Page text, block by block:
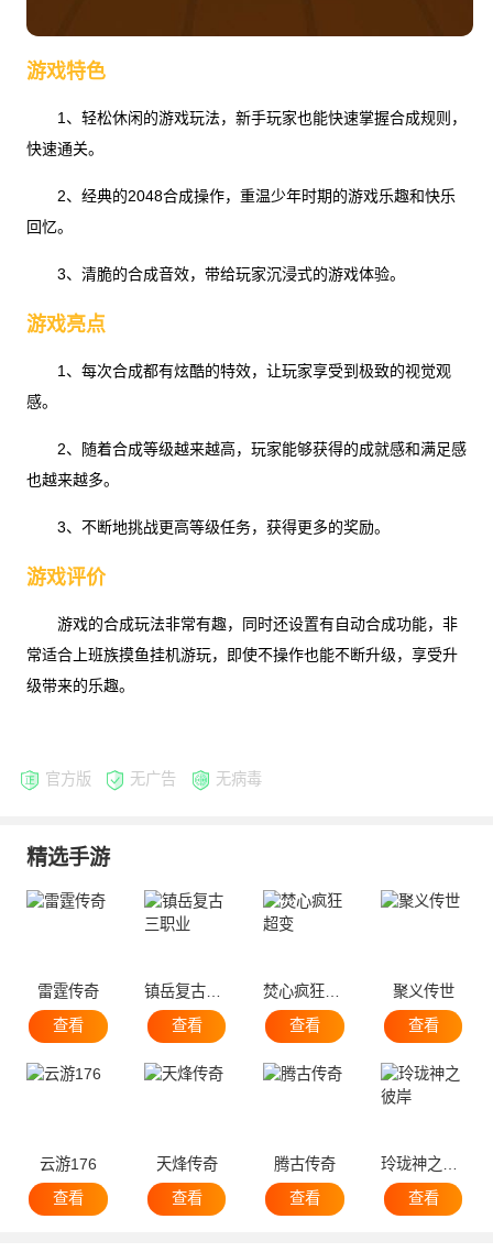
游戏特色
1、轻松休闲的游戏玩法，新手玩家也能快速掌握合成规则，
快速通关。
2、经典的2048合成操作，重温少年时期的游戏乐趣和快乐
回忆。
3、清脆的合成音效，带给玩家沉浸式的游戏体验。
游戏亮点
1、每次合成都有炫酷的特效，让玩家享受到极致的视觉观
感。
2、随着合成等级越来越高，玩家能够获得的成就感和满足感
也越来越多。
3、不断地挑战更高等级任务，获得更多的奖励。
游戏评价
游戏的合成玩法非常有趣，同时还设置有自动合成功能，非
常适合上班族摸鱼挂机游玩，即使不操作也能不断升级，享受升
级带来的乐趣。
官方版 无广告 无病毒
精选手游
雷霆传奇
查看
查看
焚心疯狂超变
查看
聚义传世
查看
云游176
查看
天烽传奇
查看
腾古传奇
查看
查看